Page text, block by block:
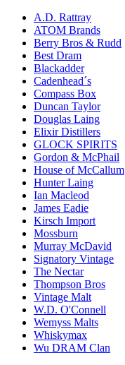
A.D. Rattray
ATOM Brands
Berry Bros & Rudd
Best Dram
Blackadder
Cadenhead´s
Compass Box
Duncan Taylor
Douglas Laing
Elixir Distillers
GLOCK SPIRITS
Gordon & McPhail
House of McCallum
Hunter Laing
Ian Macleod
James Eadie
Kirsch Import
Mossburn
Murray McDavid
Signatory Vintage
The Nectar
Thompson Bros
Vintage Malt
W.D. O'Connell
Wemyss Malts
Whiskymax
Wu DRAM Clan